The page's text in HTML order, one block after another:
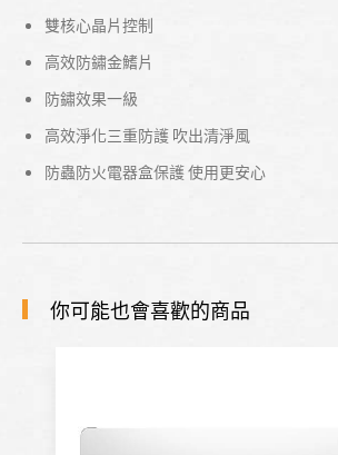
雙核心晶片控制
高效防鏽金鰭片
防鏽效果一級
高效淨化三重防護 吹出清淨風
防蟲防火電器盒保護 使用更安心
你可能也會喜歡的商品